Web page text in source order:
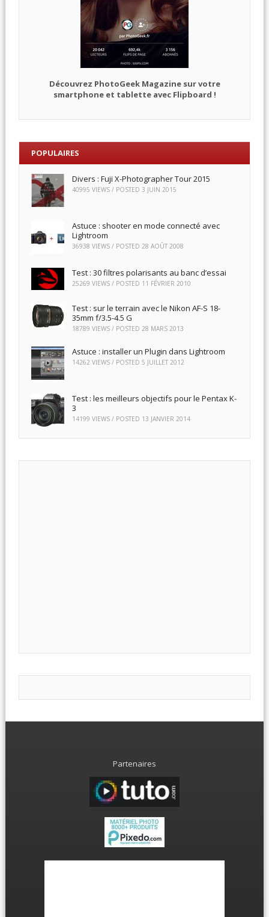
Découvrez PhotoGeek Magazine sur votre
smartphone et tablette avec Flipboard !
POPULAIRES
Divers : Fuji X-Photographer Tour 2015
40995 VIEWS / POSTED 3 JUIN 2015
Astuce : shooter en mode connecté avec
Lightroom
36938 VIEWS / POSTED 28 AOÛT 2008
Test : 30 filtres polarisants au banc d’essai
25269 VIEWS / POSTED 11 FÉVRIER 2010
Test : sur le terrain avec le Nikon AF-S 18-
35mm f/3.5-4.5 G
18789 VIEWS / POSTED 28 MARS 2013
Astuce : installer un Plugin dans Lightroom
14262 VIEWS / POSTED 5 JUILLET 2012
Test : les meilleurs objectifs pour le Pentax K-
3
14199 VIEWS / POSTED 13 JANVIER 2014
Partenaires